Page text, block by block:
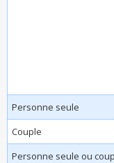
Personne seule
Couple
Personne seule ou